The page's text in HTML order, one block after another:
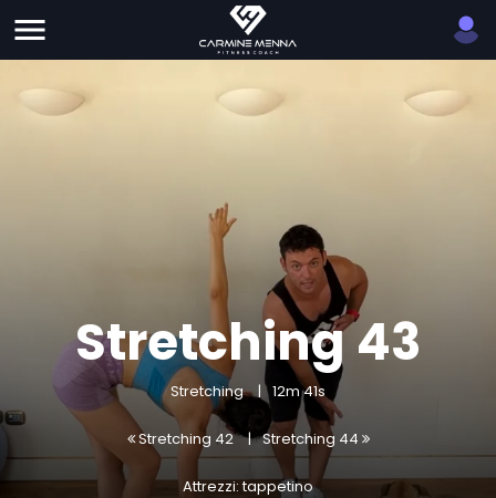
Stretching 43
Stretching 12m 41s
Stretching 42 Stretching 44
Attrezzi: tappetino